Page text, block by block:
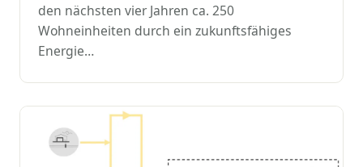
den nächsten vier Jahren ca. 250
Wohneinheiten durch ein zukunftsfähiges
Energie…